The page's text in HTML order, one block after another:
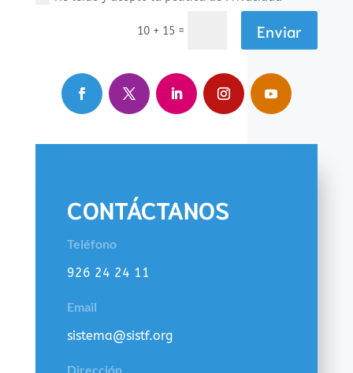
10 + 15 = Enviar
CONTÁCTANOS
Teléfono
926 24 24 11
Email
sistema@sistf.org
Dirección